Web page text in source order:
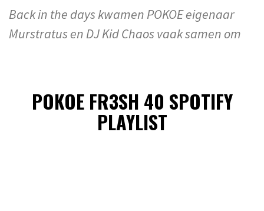
Back in the days kwamen POKOE eigenaar
Murstratus en DJ Kid Chaos vaak samen om
POKOE FR3SH 40 SPOTIFY
PLAYLIST